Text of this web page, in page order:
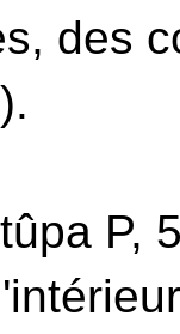
des
P,